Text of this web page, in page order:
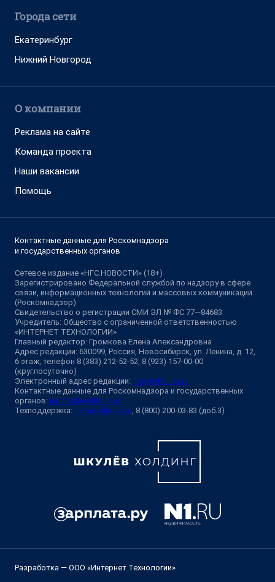
Города сети
Екатеринбург
Нижний Новгород
О компании
Реклама на сайте
Команда проекта
Наши вакансии
Помощь
Контактные данные для Роскомнадзора
и государственных органов
Сетевое издание «НГС.НОВОСТИ» (18+)
Зарегистрировано Федеральной службой по надзору в сфере
связи, информационных технологий и массовых коммуникаций
(Роскомнадзор)
Свидетельство о регистрации СМИ ЭЛ № ФС 77—84683
Учредитель: Общество с ограниченной ответственностью
«ИНТЕРНЕТ ТЕХНОЛОГИИ»
Главный редактор: Громкова Елена Александровна
Адрес редакции: 630099, Россия, Новосибирск, ул. Ленина, д. 12,
6 этаж, телефон 8 (383) 212-52-52, 8 (923) 157-00-00
(круглосуточно)
Электронный адрес редакции: ngs@shkulev.ru
Контактные данные для Роскомнадзора и государственных
органов: juristnsk@shkulev.ru
Техподдержка: help@shkulev.ru , 8 (800) 200-03-83 (доб.3)
Разработка — ООО «Интернет Технологии»